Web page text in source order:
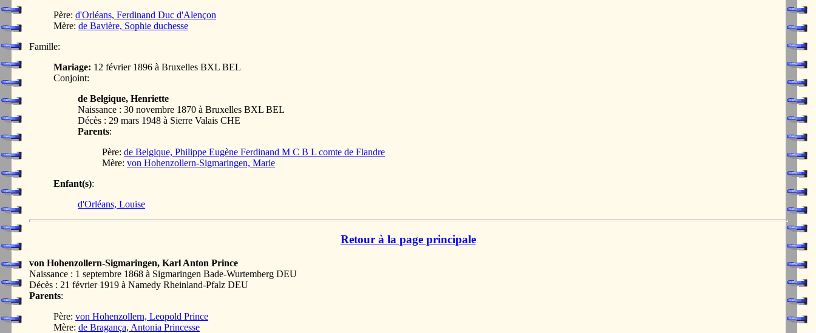
Père: d'Orléans, Ferdinand Duc d'Alençon
Mère: de Bavière, Sophie duchesse
Famille:
Mariage: 12 février 1896 à Bruxelles BXL BEL
Conjoint:
de Belgique, Henriette
Naissance : 30 novembre 1870 à Bruxelles BXL BEL
Décès : 29 mars 1948 à Sierre Valais CHE
Parents:
Père: de Belgique, Philippe Eugène Ferdinand M C B L comte de Flandre
Mère: von Hohenzollern-Sigmaringen, Marie
Enfant(s):
d'Orléans, Louise
Retour à la page principale
von Hohenzollern-Sigmaringen, Karl Anton Prince
Naissance : 1 septembre 1868 à Sigmaringen Bade-Wurtemberg DEU
Décès : 21 février 1919 à Namedy Rheinland-Pfalz DEU
Parents:
Père: von Hohenzollern, Leopold Prince
Mère: de Bragança, Antonia Princesse